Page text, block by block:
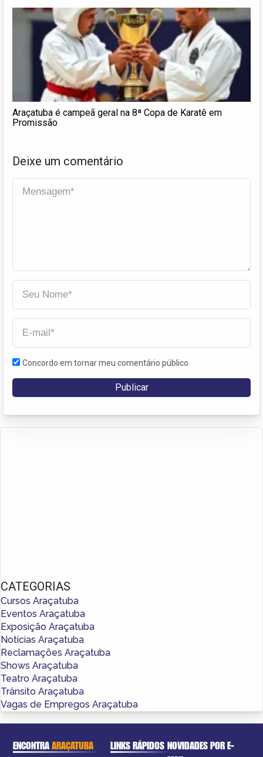
Araçatuba é campeã geral na 8ª Copa de Karatê em
Promissão
Deixe um comentário
Concordo em tornar meu comentário público
CATEGORIAS
Cursos Araçatuba
Eventos Araçatuba
Exposição Araçatuba
Notícias Araçatuba
Reclamações Araçatuba
Shows Araçatuba
Teatro Araçatuba
Trânsito Araçatuba
Vagas de Empregos Araçatuba
ENCONTRAARAÇATUBA LINKS RÁPIDOS NOVIDADES POR E-